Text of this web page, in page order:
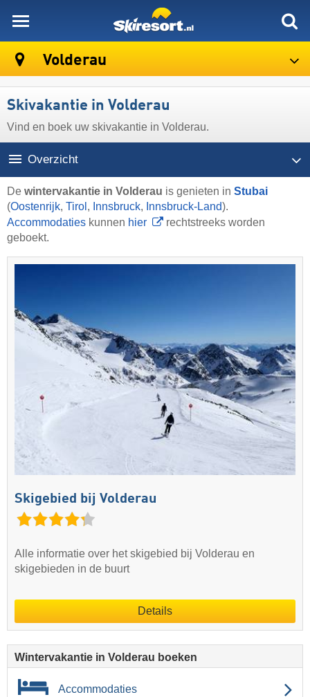
Volderau
Skivakantie in Volderau
Vind en boek uw skivakantie in Volderau.
Overzicht
De wintervakantie in Volderau is genieten in Stubai
(Oostenrijk, Tirol , Innsbruck, Innsbruck-Land).
Accommodaties kunnen hier
rechtstreeks worden
geboekt.
Skigebied bij Volderau
Alle informatie over het skigebied bij Volderau en
skigebieden in de buurt
Details
Wintervakantie in Volderau boeken
Accommodaties